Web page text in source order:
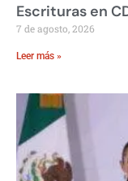
Escrituras en
7 de agosto, 2026
Leer más »